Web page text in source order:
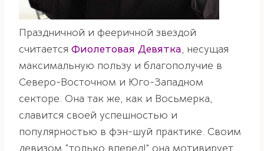
Праздничной и фееричной звездой
считается Фиолетовая Девятка, несущая
максимальную пользу и благополучие в
Северо-Восточном и Юго-Западном
секторе. Она так же, как и Восьмерка,
славится своей успешностью и
популярностью в фэн-шуй практике. Своим
девизом “только вперед!” она мотивирует